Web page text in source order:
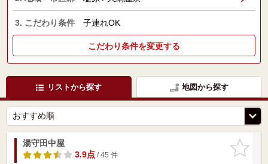
3. こだわり条件 子連れOK
こだわり条件を変更する
リストから探す 地図から探す
お気に入
りに追加
湯守田中屋
3.9点/ 45 件